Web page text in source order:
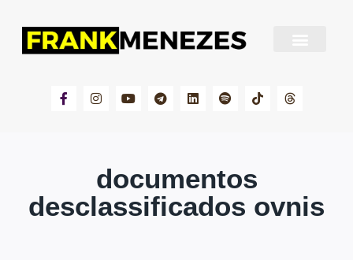
documentos
desclassificados ovnis